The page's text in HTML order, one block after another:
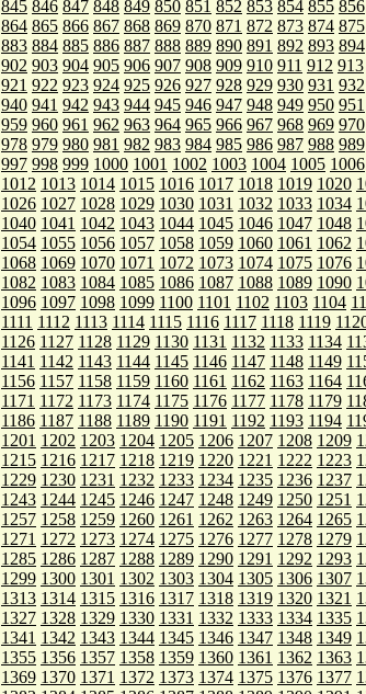
845 846 847 848 849 850 851 852 853 854 855 856
864 865 866 867 868 869 870 871 872 873 874 875
883 884 885 886 887 888 889 890 891 892 893 894
902 903 904 905 906 907 908 909 910 911 912 913
921 922 923 924 925 926 927 928 929 930 931 932
940 941 942 943 944 945 946 947 948 949 950 951
959 960 961 962 963 964 965 966 967 968 969 970
978 979 980 981 982 983 984 985 986 987 988 989
997 998 999 1000 1001 1002 1003 1004 1005 1006
1012 1013 1014 1015 1016 1017 1018 1019 1020
1026 1027 1028 1029 1030 1031 1032 1033 1034
1040 1041 1042 1043 1044 1045 1046 1047 1048
1054 1055 1056 1057 1058 1059 1060 1061 1062
1068 1069 1070 1071 1072 1073 1074 1075 1076
1082 1083 1084 1085 1086 1087 1088 1089 1090
1096 1097 1098 1099 1100 1101 1102 1103 1104
1111 1112 1113 1114 1115 1116 1117 1118 1119
1126 1127 1128 1129 1130 1131 1132 1133 1134
1141 1142 1143 1144 1145 1146 1147 1148 1149
1156 1157 1158 1159 1160 1161 1162 1163 1164
1171 1172 1173 1174 1175 1176 1177 1178 1179
1186 1187 1188 1189 1190 1191 1192 1193 1194
1201 1202 1203 1204 1205 1206 1207 1208 1209
1215 1216 1217 1218 1219 1220 1221 1222 1223
1229 1230 1231 1232 1233 1234 1235 1236 1237
1243 1244 1245 1246 1247 1248 1249 1250 1251
1257 1258 1259 1260 1261 1262 1263 1264 1265
1271 1272 1273 1274 1275 1276 1277 1278 1279
1285 1286 1287 1288 1289 1290 1291 1292 1293
1299 1300 1301 1302 1303 1304 1305 1306 1307
1313 1314 1315 1316 1317 1318 1319 1320 1321
1327 1328 1329 1330 1331 1332 1333 1334 1335
1341 1342 1343 1344 1345 1346 1347 1348 1349
1355 1356 1357 1358 1359 1360 1361 1362 1363
1369 1370 1371 1372 1373 1374 1375 1376 1377